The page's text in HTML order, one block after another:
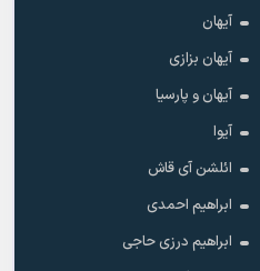
آیهان
آیهان بزازی
آیهان و پارسیا
آیوا
ائلشن آی قاش
ابراهیم احمدی
ابراهیم درزی حاجی